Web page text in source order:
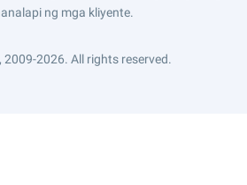
ng mga kliyente.
2009-2026. All rights reserved.